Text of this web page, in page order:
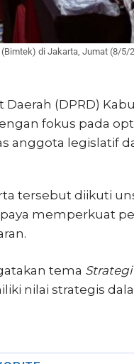
di Jakarta, Jumat (8/5/
Daerah (DPRD)
fokus pada
anggota legislatif
tersebut diikuti
memperkuat
tema
nilai strategis